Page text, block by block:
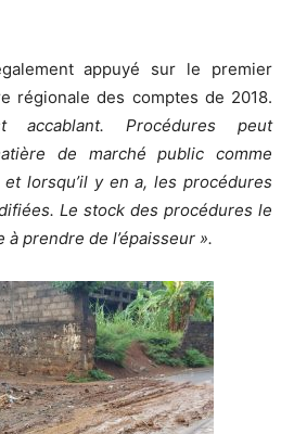
appuyé sur le premier
régionale des comptes de 2018.
Procédures peut
de marché public comme
et lorsqu’il y en a, les procédures
Le stock des procédures le
prendre de l’épaisseur ».